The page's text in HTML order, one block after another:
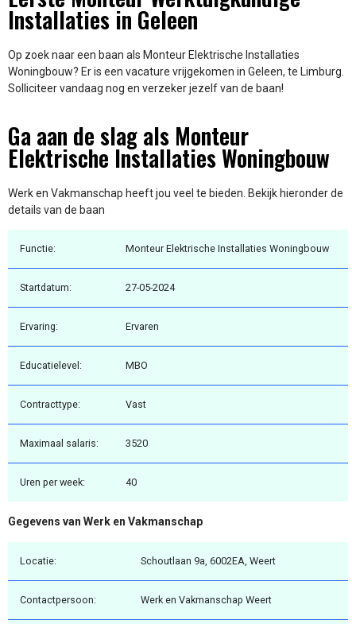
Installaties in Geleen
Op zoek naar een baan als Monteur Elektrische Installaties
Woningbouw? Er is een vacature vrijgekomen in Geleen, te Limburg.
Solliciteer vandaag nog en verzeker jezelf van de baan!
Ga aan de slag als Monteur
Elektrische Installaties Woningbouw
Werk en Vakmanschap heeft jou veel te bieden. Bekijk hieronder de
details van de baan
Functie: Monteur Elektrische Installaties Woningbouw
Startdatum: 27-05-2024
Ervaring: Ervaren
Educatielevel: MBO
Contracttype: Vast
Maximaal salaris: 3520
Uren per week: 40
Gegevens van Werk en Vakmanschap
Locatie: Schoutlaan 9a, 6002EA, Weert
Contactpersoon: Werk en Vakmanschap Weert